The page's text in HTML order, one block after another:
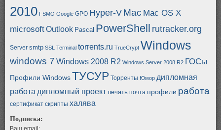
2010 FSMO Google GPO Hyper-V Mac Mac OS X
microsoftOutlook Pascal PowerShell rutracker.org
Server smtp SSL Terminal torrents.ru TrueCrypt Windows
windows 7 Windows 2008 R2 Windows Server 2008 R2 ГОСы
Профили WindowsТУСУР Торренты Юмор дипломная
работа дипломный проект печать почта профили работа
сертификат скрипты халява
Подписка:
Ваш email: